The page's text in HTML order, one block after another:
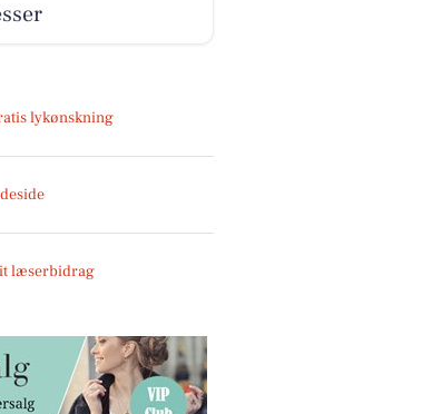
lykønskning
læserbidrag